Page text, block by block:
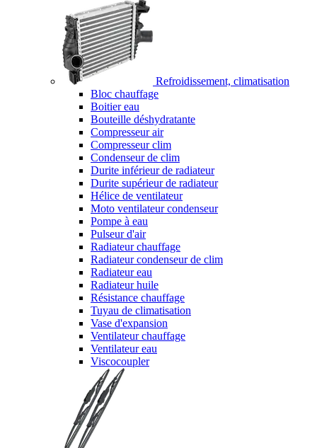
Refroidissement, climatisation
Bloc chauffage
Boitier eau
Bouteille déshydratante
Compresseur air
Compresseur clim
Condenseur de clim
Durite inférieur de radiateur
Durite supérieur de radiateur
Hélice de ventilateur
Moto ventilateur condenseur
Pompe à eau
Pulseur d'air
Radiateur chauffage
Radiateur condenseur de clim
Radiateur eau
Radiateur huile
Résistance chauffage
Tuyau de climatisation
Vase d'expansion
Ventilateur chauffage
Ventilateur eau
Viscocoupler